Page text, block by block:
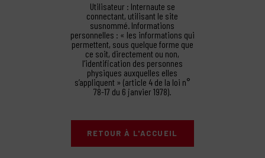
Utilisateur : Internaute se
connectant, utilisant le site
susnommé. Informations
personnelles : « les informations qui
permettent, sous quelque forme que
ce soit, directement ou non,
l’identification des personnes
physiques auxquelles elles
s’appliquent » (article 4 de la loi n°
78-17 du 6 janvier 1978).
RETOUR À L'ACCUEIL